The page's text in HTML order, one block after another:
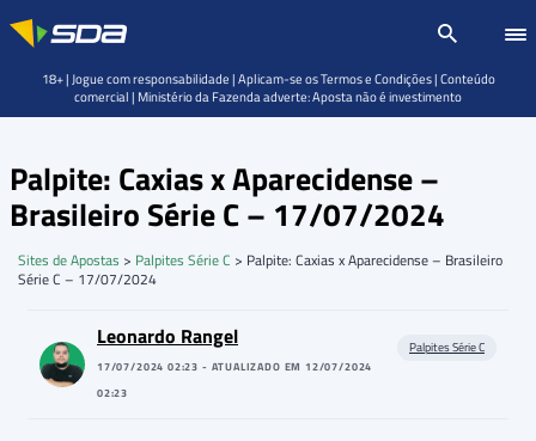
Palpite: Caxias x Aparecidense –
Brasileiro Série C – 17/07/2024
Sites de Apostas > Palpites Série C > Palpite: Caxias x Aparecidense – Brasileiro
Série C – 17/07/2024
Leonardo Rangel
17/07/2024 02:23 - ATUALIZADO EM 12/07/2024
02:23
Palpites Série C
18+ | Jogue com responsabilidade | Aplicam-se os Termos e Condições | Conteúdo
comercial | Ministério da Fazenda adverte: Aposta não é investimento